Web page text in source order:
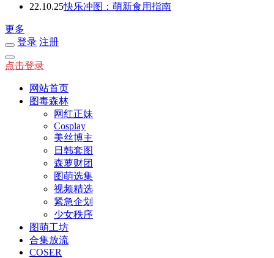
22.10.25快乐冲图：萌新食用指南
更多
登录 注册
点击登录
网站首页
图毒森林
网红正妹
Cosplay
美丝博主
日韩套图
森萝财团
图萌选集
视频精选
紧急企划
少女秩序
图萌工坊
合集放流
COSER